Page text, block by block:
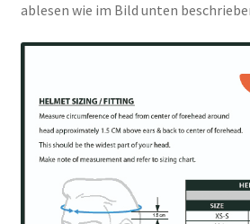
ablesen wie im Bild unten